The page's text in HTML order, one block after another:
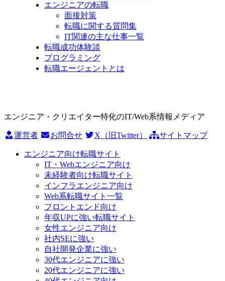
エンジニアの転職
面接対策
転職に関する質問集
IT関連の主な仕事一覧
転職成功体験談
プログラミング
転職エージェントとは
エンジニア・クリエイター特化のIT/Web系情報メディア
運営者 お問合せ X（旧Twitter） サイトマップ
エンジニア向け転職サイト
IT・Webエンジニア向け
未経験者向け転職サイト
インフラエンジニア向け
Web系転職サイト一覧
フロントエンド向け
年収UPに強い転職サイト
女性エンジニア向け
社内SEに強い
自社開発企業に強い
30代エンジニアに強い
20代エンジニアに強い